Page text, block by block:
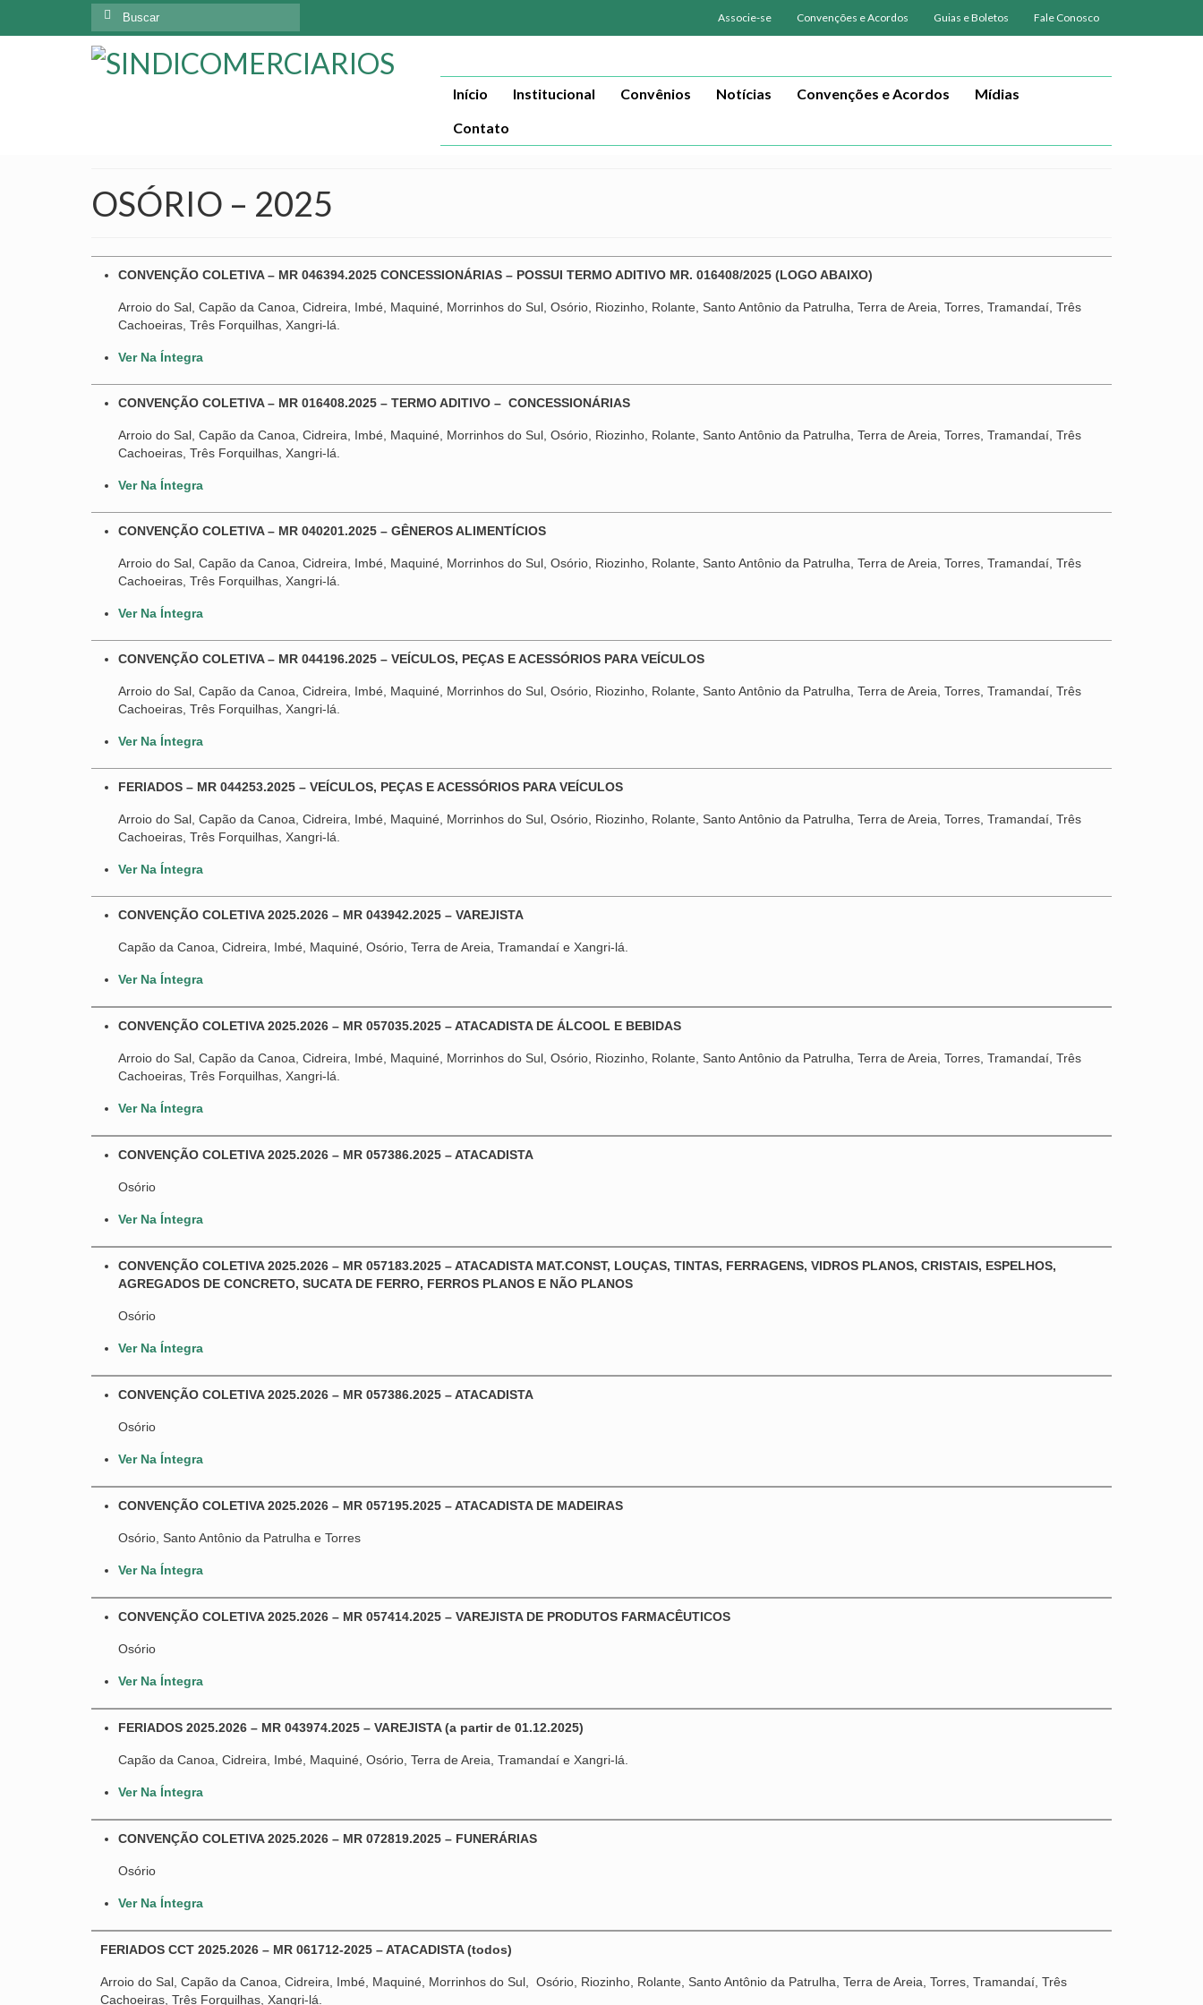
Associe-se Convenções e Acordos Guias e Boletos Fale Conosco
Início Institucional Convênios Notícias Convenções e Acordos
Mídias
Contato
OSÓRIO – 2025
CONVENÇÃO COLETIVA – MR 046394.2025 CONCESSIONÁRIAS – POSSUI TERMO ADITIVO MR. 016408/2025 (LOGO ABAIXO)
Arroio do Sal, Capão da Canoa, Cidreira, Imbé, Maquiné, Morrinhos do Sul, Osório, Riozinho, Rolante, Santo Antônio da Patrulha, Terra de Areia, Torres, Tramandaí, Três
Cachoeiras, Três Forquilhas, Xangri-lá.
Ver Na Íntegra
CONVENÇÃO COLETIVA – MR 016408.2025 – TERMO ADITIVO – CONCESSIONÁRIAS
Arroio do Sal, Capão da Canoa, Cidreira, Imbé, Maquiné, Morrinhos do Sul, Osório, Riozinho, Rolante, Santo Antônio da Patrulha, Terra de Areia, Torres, Tramandaí, Três
Cachoeiras, Três Forquilhas, Xangri-lá.
Ver Na Íntegra
CONVENÇÃO COLETIVA – MR 040201.2025 – GÊNEROS ALIMENTÍCIOS
Arroio do Sal, Capão da Canoa, Cidreira, Imbé, Maquiné, Morrinhos do Sul, Osório, Riozinho, Rolante, Santo Antônio da Patrulha, Terra de Areia, Torres, Tramandaí, Três
Cachoeiras, Três Forquilhas, Xangri-lá.
Ver Na Íntegra
CONVENÇÃO COLETIVA – MR 044196.2025 – VEÍCULOS, PEÇAS E ACESSÓRIOS PARA VEÍCULOS
Arroio do Sal, Capão da Canoa, Cidreira, Imbé, Maquiné, Morrinhos do Sul, Osório, Riozinho, Rolante, Santo Antônio da Patrulha, Terra de Areia, Torres, Tramandaí, Três
Cachoeiras, Três Forquilhas, Xangri-lá.
Ver Na Íntegra
FERIADOS – MR 044253.2025 – VEÍCULOS, PEÇAS E ACESSÓRIOS PARA VEÍCULOS
Arroio do Sal, Capão da Canoa, Cidreira, Imbé, Maquiné, Morrinhos do Sul, Osório, Riozinho, Rolante, Santo Antônio da Patrulha, Terra de Areia, Torres, Tramandaí, Três
Cachoeiras, Três Forquilhas, Xangri-lá.
Ver Na Íntegra
CONVENÇÃO COLETIVA 2025.2026 – MR 043942.2025 – VAREJISTA
Capão da Canoa, Cidreira, Imbé, Maquiné, Osório, Terra de Areia, Tramandaí e Xangri-lá.
Ver Na Íntegra
CONVENÇÃO COLETIVA 2025.2026 – MR 057035.2025 – ATACADISTA DE ÁLCOOL E BEBIDAS
Arroio do Sal, Capão da Canoa, Cidreira, Imbé, Maquiné, Morrinhos do Sul, Osório, Riozinho, Rolante, Santo Antônio da Patrulha, Terra de Areia, Torres, Tramandaí, Três
Cachoeiras, Três Forquilhas, Xangri-lá.
Ver Na Íntegra
CONVENÇÃO COLETIVA 2025.2026 – MR 057386.2025 – ATACADISTA
Osório
Ver Na Íntegra
CONVENÇÃO COLETIVA 2025.2026 – MR 057183.2025 – ATACADISTA MAT.CONST, LOUÇAS, TINTAS, FERRAGENS, VIDROS PLANOS, CRISTAIS, ESPELHOS,
AGREGADOS DE CONCRETO, SUCATA DE FERRO, FERROS PLANOS E NÃO PLANOS
Osório
Ver Na Íntegra
CONVENÇÃO COLETIVA 2025.2026 – MR 057386.2025 – ATACADISTA
Osório
Ver Na Íntegra
CONVENÇÃO COLETIVA 2025.2026 – MR 057195.2025 – ATACADISTA DE MADEIRAS
Osório, Santo Antônio da Patrulha e Torres
Ver Na Íntegra
CONVENÇÃO COLETIVA 2025.2026 – MR 057414.2025 – VAREJISTA DE PRODUTOS FARMACÊUTICOS
Osório
Ver Na Íntegra
FERIADOS 2025.2026 – MR 043974.2025 – VAREJISTA (a partir de 01.12.2025)
Capão da Canoa, Cidreira, Imbé, Maquiné, Osório, Terra de Areia, Tramandaí e Xangri-lá.
Ver Na Íntegra
CONVENÇÃO COLETIVA 2025.2026 – MR 072819.2025 – FUNERÁRIAS
Osório
Ver Na Íntegra
FERIADOS CCT 2025.2026 – MR 061712-2025 – ATACADISTA (todos)
Arroio do Sal, Capão da Canoa, Cidreira, Imbé, Maquiné, Morrinhos do Sul, Osório, Riozinho, Rolante, Santo Antônio da Patrulha, Terra de Areia, Torres, Tramandaí, Três
Cachoeiras, Três Forquilhas, Xangri-lá.